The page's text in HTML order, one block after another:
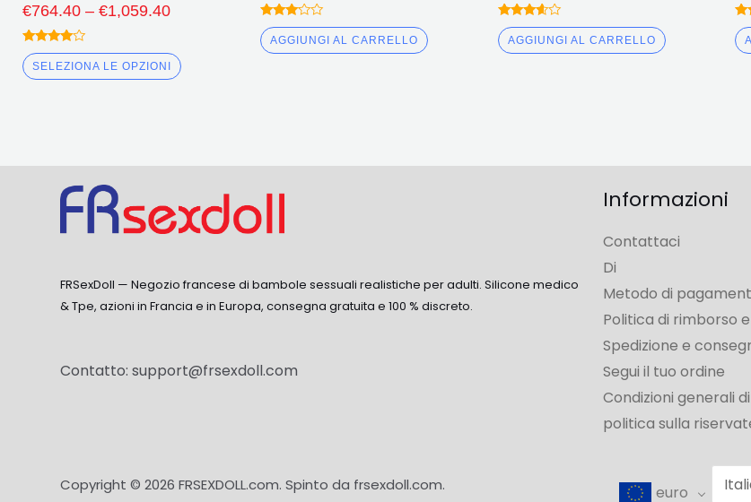
€764.40 – €1,059.40
Valutato
3.75
fuori da
SELEZIONA LE OPZIONI
Valutato
3.00
fuori
AGGIUNGI AL CARRELLO
Valutato
3.50
fuori da
AGGIUNGI AL CARRELLO
FRSexDoll — Negozio francese di bambole sessuali realistiche per adulti. Silicone medico
& Tpe, azioni in Francia e in Europa, consegna gratuita e 100 % discreto.
Contatto:support@frsexdoll.com
Informazioni
Contattaci
Di
Metodo di
Politica di rimborso
Spedizione e
Segui il tuo ordine
Condizioni generali
politica sulla
Copyright © 2026 FRSEXDOLL.com. Spinto da frsexdoll.com. euro